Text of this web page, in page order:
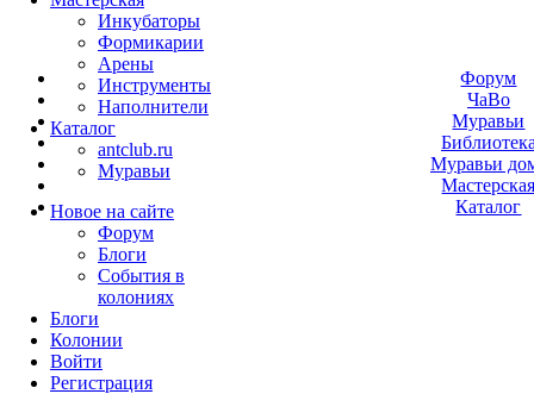
Инкубаторы
Формикарии
Арены
Инструменты
Наполнители
Каталог
antclub.ru
Муравьи
Новое на сайте
Форум
Блоги
События в
колониях
Блоги
Колонии
Войти
Peгиcтpaция
Форум
ЧаВо
Муравьи
Муравьи
Каталог